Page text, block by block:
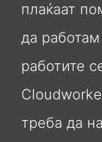
плаќаат
да
работите
треба да